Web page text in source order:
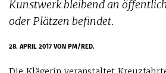
Kunstwerk bleibend an
oder Plätzen befindet.
28. APRIL 2017VON PM/RED.